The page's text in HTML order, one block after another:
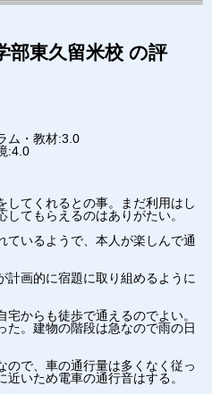
部東久留米校 の評
ム・教材:3.0
:4.0
してくれるとの事。まだ利用はし
てもらえるのはありがたい。
ているようで、本人が楽しんで通
計画的に宿題に取り組めるように
からも徒歩で通えるのでよい。
た。建物の階段は急なので雨の日
ので、車の通行量は多くなく従っ
いため電車の通行音はする。